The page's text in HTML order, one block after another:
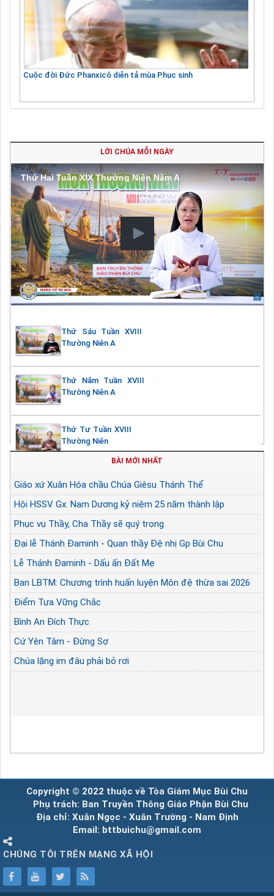
Cuộc đời Đức Phanxicô diễn tả mùa Phục sinh
LỜI CHÚA MỖI NGÀY
Thứ Hai Tuần XIX Thường Niên Năm A
Thứ Sáu Tuần XVIII
Thường Niên A
Thứ Năm Tuần XVIII
Thường Niên A
Thứ Tư Tuần XVIII
Thường Niên
BÀI MỚI NHẤT
Giáo xứ Xuân Hóa chầu Chúa Giêsu Thánh Thể
Hội HSSV Gx. Nam Dương kỷ niệm 25 năm thành lập
Phục vụ Thầy, Cha Thầy sẽ quý trọng
Đại lễ Thánh Đaminh - Quan thầy Đệ nhị Gp Bùi Chu
Lễ Thánh Đaminh - Dấu ấn Đất Mẹ
Ban LBTM: Chương trình huấn luyện Môn đệ thừa sai 2026
Điểm Tựa Vững Chắc
Bình An Đích Thực
Cứ Yên Tâm - Đừng Sợ
Chúa lặng im đâu phải bỏ rơi
Copyright © 2022 thuộc về Tòa Giám Mục Bùi Chu
Phụ trách: Ban Truyền Thông Giáo Phận Bùi Chu
Địa chỉ: Xuân Ngọc - Xuân Trường - Nam Định
Email: bttbuichu@gmail.com
CHÚNG TÔI TRÊN MẠNG XÃ HỘI